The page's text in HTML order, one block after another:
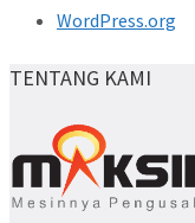
WordPress.org
TENTANG KAMI